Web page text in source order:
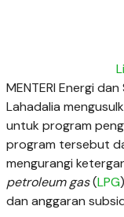
MENTERI Energi
Lahadalia
untuk program
program tersebut
mengurangi
petroleum gas(LPG
dan anggaran